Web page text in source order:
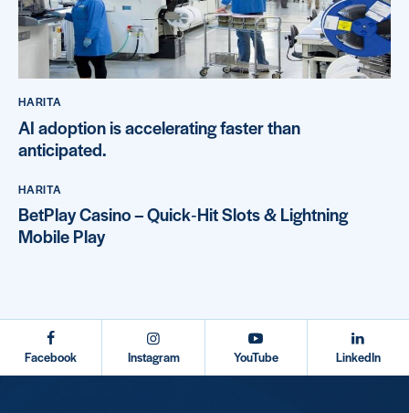
HARITA
AI adoption is accelerating faster than
anticipated.
HARITA
BetPlay Casino – Quick‑Hit Slots & Lightning
Mobile Play
Facebook Instagram YouTube LinkedIn